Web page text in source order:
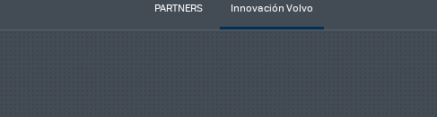
PARTNERS Innovación Volvo